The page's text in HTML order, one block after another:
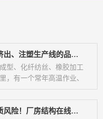
类传感器芯体等产品。多年
熔体压力表——挤出、注塑生产线的品质命脉！
型、化纤纺丝、橡胶加工
，有一个常年高温作业、
”。它没有大型设备的醒
条生产线的品质稳定、...
攻克地震山区地质风险！厂房结构在线安全监测解决方案应用